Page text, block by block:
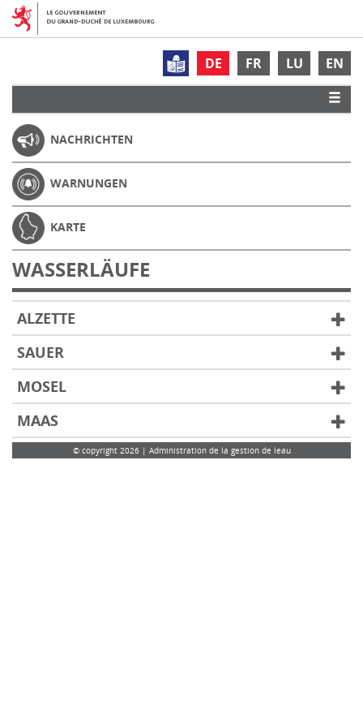
DE FR LU EN
NACHRICHTEN
WARNUNGEN
KARTE
WASSERLÄUFE
ALZETTE
SAUER
MOSEL
MAAS
© copyright 2026 | Administration de la gestion de leau